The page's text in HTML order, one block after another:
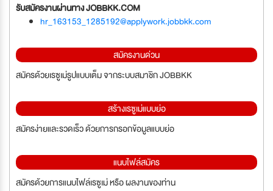
รับสมัครงานผ่านทาง JOBBKK.COM
hr_163153_1285192@applywork.jobbkk.com
สมัครงานด่วน
สมัครด้วยเรซูเม่รูปแบบเต็ม จากระบบสมาชิก JOBBKK
สร้างเรซูเม่แบบย่อ
สมัครง่ายและรวดเร็ว ด้วยการกรอกข้อมูลแบบย่อ
แนบไฟล์สมัคร
สมัครด้วยการแนบไฟล์เรซูเม่ หรือ ผลงานของท่าน